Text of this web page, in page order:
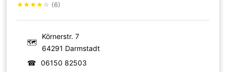
★★★★ ☆ (6)
🗺
Körnerstr. 7
64291 Darmstadt
☎
06150 82503